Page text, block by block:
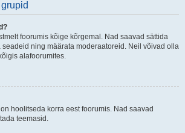
foorumis kõige kõrgemal. Nad saavad sättida
ning määrata moderaatoreid. Neil võivad olla
alafoorumites.
hoolitseda korra eest foorumis. Nad saavad
teemasid.